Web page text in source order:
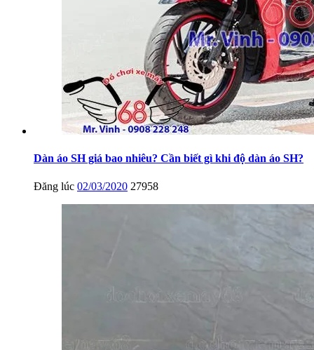
Dàn áo SH giá bao nhiêu? Cần biết gì khi độ dàn áo SH?
Đăng lúc 02/03/2020 27958